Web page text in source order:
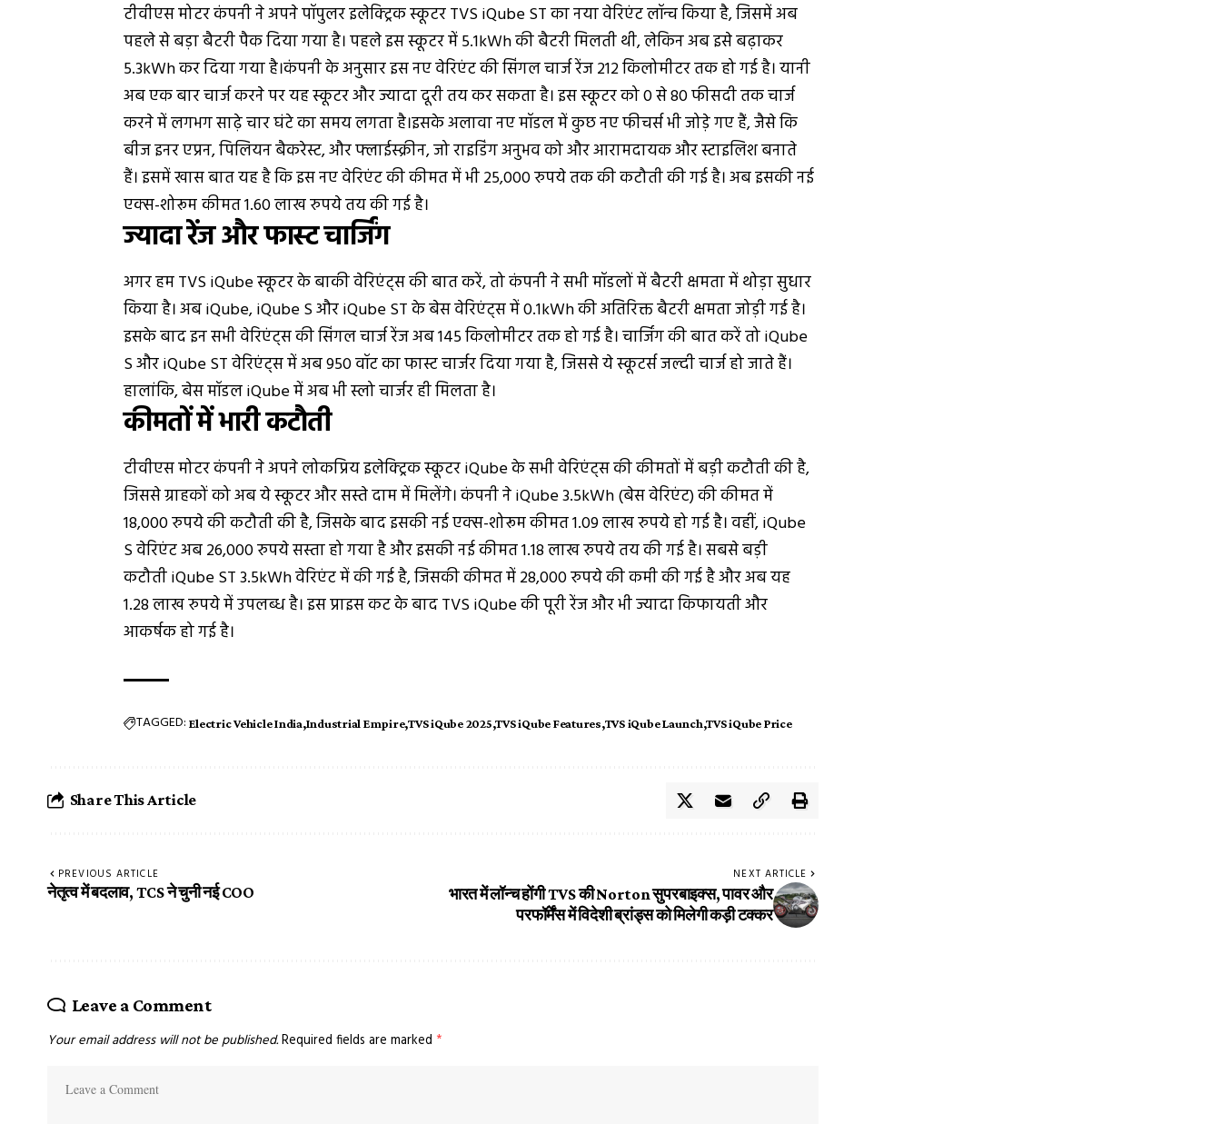
टीवीएस मोटर कंपनी ने अपने पॉपुलर इलेक्ट्रिक स्कूटर TVS iQube ST का नया वेरिएंट लॉन्च किया है, जिसमें अब
पहले से बड़ा बैटरी पैक दिया गया है। पहले इस स्कूटर में 5.1kWh की बैटरी मिलती थी, लेकिन अब इसे बढ़ाकर
5.3kWh कर दिया गया है।कंपनी के अनुसार इस नए वेरिएंट की सिंगल चार्ज रेंज 212 किलोमीटर तक हो गई है। यानी
अब एक बार चार्ज करने पर यह स्कूटर और ज्यादा दूरी तय कर सकता है। इस स्कूटर को 0 से 80 फीसदी तक चार्ज
करने में लगभग साढ़े चार घंटे का समय लगता है।इसके अलावा नए मॉडल में कुछ नए फीचर्स भी जोड़े गए हैं, जैसे कि
बीज इनर एप्रन, पिलियन बैकरेस्ट, और फ्लाईस्क्रीन, जो राइडिंग अनुभव को और आरामदायक और स्टाइलिश बनाते
हैं। इसमें खास बात यह है कि इस नए वेरिएंट की कीमत में भी 25,000 रुपये तक की कटौती की गई है। अब इसकी नई
एक्स-शोरूमकीमत 1.60 लाख रुपये तय की गई है।
ज्यादा रेंज और फास्ट चार्जिंग
अगर हम TVS iQube स्कूटर के बाकी वेरिएंट्स की बात करें, तो कंपनी ने सभी मॉडलों में बैटरी क्षमता में थोड़ा सुधार
किया है। अब iQube, iQube S और iQube ST के बेस वेरिएंट्स में 0.1kWh की अतिरिक्त बैटरी क्षमता जोड़ी गई है।
इसके बाद इन सभी वेरिएंट्स की सिंगल चार्ज रेंज अब 145 किलोमीटर तक हो गई है। चार्जिंग की बात करें तो iQube
S और iQube ST वेरिएंट्स में अब 950 वॉट का फास्ट चार्जर दिया गया है, जिससे ये स्कूटर्स जल्दी चार्ज हो जाते हैं।
हालांकि, बेस मॉडल iQube में अब भी स्लो चार्जर ही मिलता है।
कीमतों में भारी कटौती
टीवीएस मोटर कंपनी ने अपने लोकप्रिय इलेक्ट्रिक स्कूटर iQube के सभी वेरिएंट्स की कीमतों में बड़ी कटौती की है,
जिससे ग्राहकों को अब ये स्कूटर और सस्ते दाम में मिलेंगे। कंपनी ने iQube 3.5kWh (बेस वेरिएंट) की कीमत में
18,000 रुपये की कटौती की है, जिसके बाद इसकी नई एक्स-शोरूम कीमत 1.09 लाख रुपये हो गई है। वहीं, iQube
S वेरिएंट अब 26,000 रुपये सस्ता हो गया है और इसकी नई कीमत 1.18 लाख रुपये तय की गई है। सबसे बड़ी
कटौती iQube ST 3.5kWh वेरिएंट में की गई है, जिसकी कीमत में 28,000 रुपये की कमी की गई है और अब यह
1.28 लाख रुपये में उपलब्ध है। इस प्राइस कट के बाद TVS iQube की पूरी रेंज और भी ज्यादा किफायती और
आकर्षक हो गई है।
TAGGED: Electric Vehicle India Industrial Empire TVS iQube 2025 TVS iQube Features TVS iQube Launch TVS iQube Price
Share This Article
PREVIOUS ARTICLE
नेतृत्व में बदलाव, TCS ने चुनी नई COO
NEXT ARTICLE
भारत में लॉन्च होंगी TVS की Norton सुपरबाइक्स, पावर और
परफॉर्मेंस में विदेशी ब्रांड्स को मिलेगी कड़ी टक्कर
Leave a Comment
Your email address will not be published.Required fields are marked *